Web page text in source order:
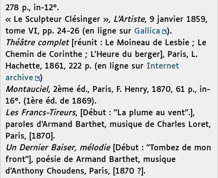
278 p., in-12°.
« Le Sculpteur Clésinger », L’Artiste, 9 janvier 1859,
tome VI, pp. 24-26 (en ligne sur Gallica
).
Théâtre complet[réunit : Le Moineau de Lesbie ; Le
Chemin de Corinthe ; L’Heure du berger], Paris, L.
Hachette, 1861, 222 p. (en ligne sur Internet
archive
)
Montauciel, 2ème éd., Paris, F. Henry, 1870, 61 p., in-
16°. (1ère éd. de 1869).
Les Francs-Tireurs, [Début : "La plume au vent".],
paroles d’Armand Barthet, musique de Charles Loret,
Paris, [1870].
Un Dernier Baiser, mélodie[Début : "Tombez de mon
front"], poésie de Armand Barthet, musique
d’Anthony Choudens, Paris, [1870 ?].